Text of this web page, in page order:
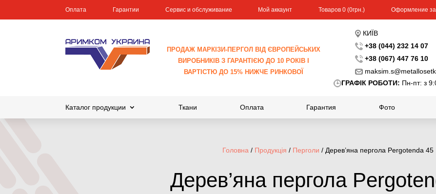
Оплата Гарантии Сервис и обслуживание Мой аккаунт Toвapoв 0 (0гpн.) Оформление
ПРОДАЖ МАРКІЗИ-ПЕРГОЛ ВІД ЄВРОПЕЙСЬКИХ
ВИРОБНИКІВ З ГАРАНТІЄЮ ДО 10 РОКІВ І
ВАРТІСТЮ ДО 15% НИЖЧЕ РИНКОВОЇ
КИЇВ
+38 (044) 232 14 07
+38 (067) 447 76 10
ГРАФІК РОБОТИ: Пн-пт: з
Каталог продукции Ткани Оплата Гарантия Фото
Головна / Продукція / Перголи / Дерев’яна пергола Pergotenda 45
Дерев’яна пергола